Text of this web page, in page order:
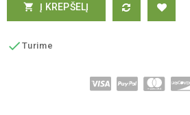
 Į KREPŠELĮ
 Turime